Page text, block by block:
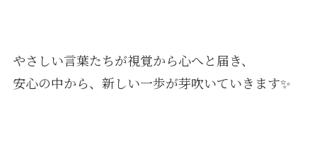
やさしい言葉たちが視覚から心へと届き、
安心の中から、新しい一歩が芽吹いていきます✨